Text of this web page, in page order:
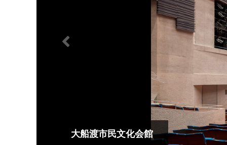
大船渡市民文化会館